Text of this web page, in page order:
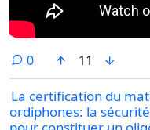
0comments
11
La certification du
ordiphones: la